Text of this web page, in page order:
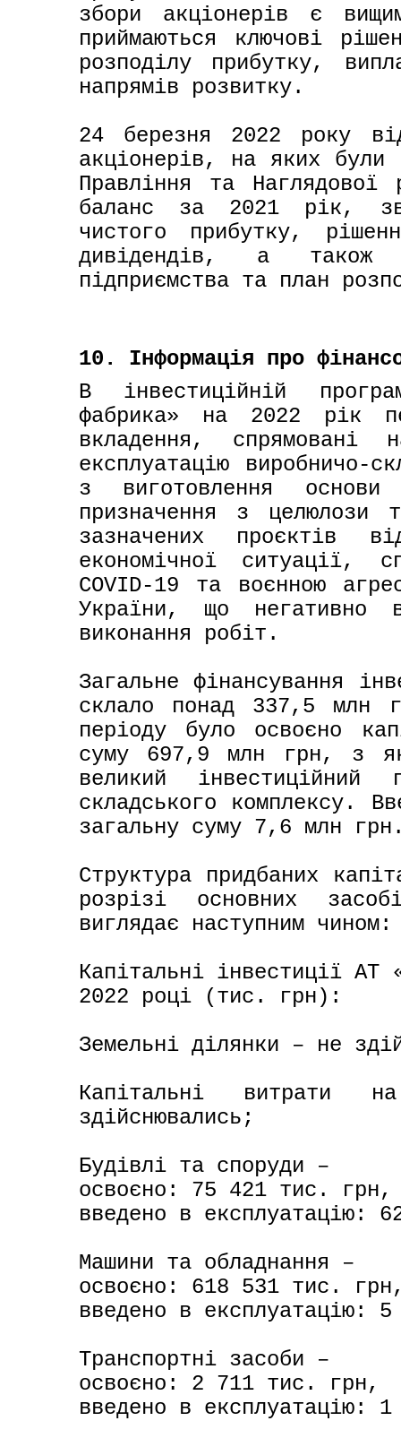
збори акціонерів є
приймаються ключові
розподілу прибутку,
напрямів розвитку.
24 березня 2022 року
акціонерів, на яких були
Правління та
баланс за 2021 рік,
чистого прибутку,
дивідендів, а також
підприємства та план
10. Інформація про
В інвестиційній
фабрика» на 2022 рік
вкладення,
експлуатацію виробничо-
з виготовлення основи
призначення з целюлози
зазначених проєктів
економічної ситуації,
COVID-19 та воєнною
України, що негативно
виконання робіт.
Загальне фінансування
склало понад 337,5 млн
періоду було освоєно
суму 697,9 млн грн, з
великий інвестиційний
складського комплексу.
загальну суму 7,6 млн
Структура придбаних
розрізі основних
виглядає наступним чином:
Капітальні інвестиції АТ
2022 році (тис. грн):
Земельні ділянки – не
Капітальні витрати
здійснювались;
Будівлі та споруди –
освоєно: 75 421 тис. грн,
введено в експлуатацію:
Машини та обладнання –
освоєно: 618 531 тис.
введено в експлуатацію:
Транспортні засоби –
освоєно: 2 711 тис. грн,
введено в експлуатацію: